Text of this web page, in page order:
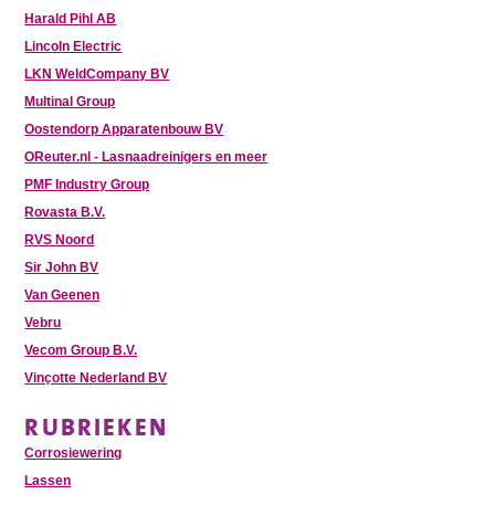
Harald Pihl AB
Lincoln Electric
LKN WeldCompany BV
Multinal Group
Oostendorp Apparatenbouw BV
OReuter.nl - Lasnaadreinigers en meer
PMF Industry Group
Rovasta B.V.
RVS Noord
Sir John BV
Van Geenen
Vebru
Vecom Group B.V.
Vinçotte Nederland BV
RUBRIEKEN
Corrosiewering
Lassen